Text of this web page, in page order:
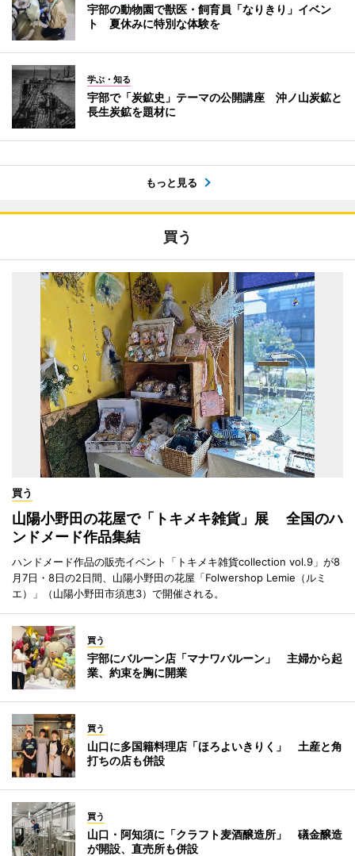
宇部の動物園で獣医・飼育員「なりきり」イベン
ト 夏休みに特別な体験を
学ぶ・知る
宇部で「炭鉱史」テーマの公開講座 沖ノ山炭鉱と
長生炭鉱を題材に
もっと見る
買う
買う
山陽小野田の花屋で「トキメキ雑貨」展 全国のハ
ンドメード作品集結
ハンドメード作品の販売イベント「トキメキ雑貨collection vol.9」が8
月7日・8日の2日間、山陽小野田の花屋「Folwershop Lemie（ルミ
エ）」（山陽小野田市須恵3）で開催される。
買う
宇部にバルーン店「マナワバルーン」 主婦から起
業、約束を胸に開業
買う
山口に多国籍料理店「ほろよいきりく」 土産と角
打ちの店も併設
買う
山口・阿知須に「クラフト麦酒醸造所」 礒金醸造
が開設、直売所も併設